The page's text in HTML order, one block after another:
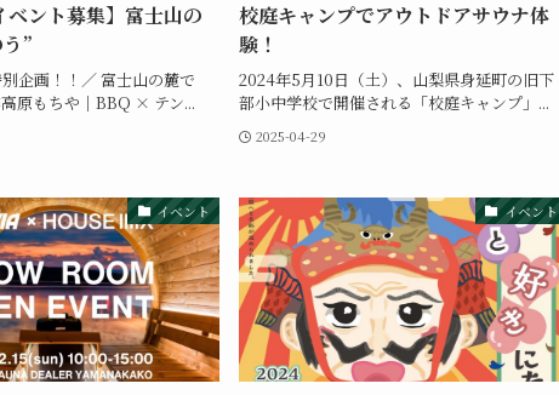
ベント募集】富士山の
”
企画！！／ 富士山の麓で
原もちや｜BBQ × テン...
校庭キャンプでアウトドアサウナ体
験！
2024年5月10日（土）、山梨県身延町の旧下
部小中学校で開催される「校庭キャンプ」...
2025-04-29
イベント イベント